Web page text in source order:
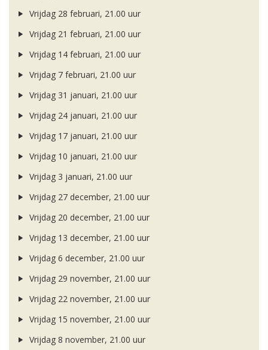
Vrijdag 28 februari, 21.00 uur
Vrijdag 21 februari, 21.00 uur
Vrijdag 14 februari, 21.00 uur
Vrijdag 7 februari, 21.00 uur
Vrijdag 31 januari, 21.00 uur
Vrijdag 24 januari, 21.00 uur
Vrijdag 17 januari, 21.00 uur
Vrijdag 10 januari, 21.00 uur
Vrijdag 3 januari, 21.00 uur
Vrijdag 27 december, 21.00 uur
Vrijdag 20 december, 21.00 uur
Vrijdag 13 december, 21.00 uur
Vrijdag 6 december, 21.00 uur
Vrijdag 29 november, 21.00 uur
Vrijdag 22 november, 21.00 uur
Vrijdag 15 november, 21.00 uur
Vrijdag 8 november, 21.00 uur